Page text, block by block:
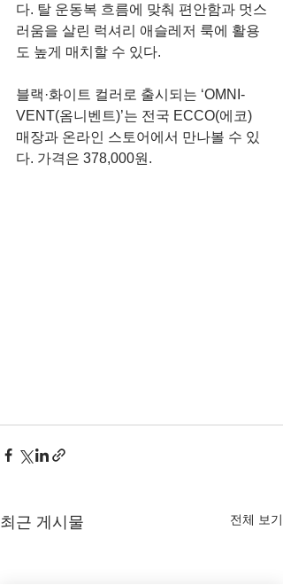
다. 탈 운동복 흐름에 맞춰 편안함과 멋스
러움을 살린 럭셔리 애슬레저 룩에 활용
도 높게 매치할 수 있다.
블랙·화이트 컬러로 출시되는 ‘OMNI-
VENT(옴니벤트)’는 전국 ECCO(에코)
매장과 온라인 스토어에서 만나볼 수 있
다. 가격은 378,000원.
최근 게시물 전체 보기